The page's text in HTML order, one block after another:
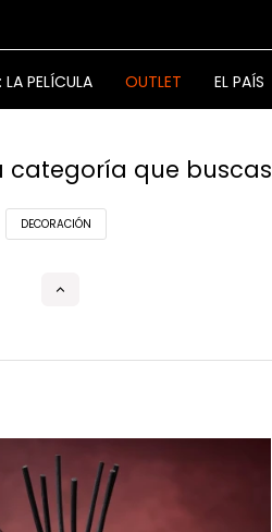
LA PELÍCULA OUTLET EL PAÍS
categoría que buscas
DECORACIÓN